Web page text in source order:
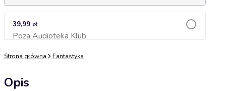
39,99 zł
Poza Audioteka KlubDodaj do koszyka
Strona główna Fantastyka
Opis